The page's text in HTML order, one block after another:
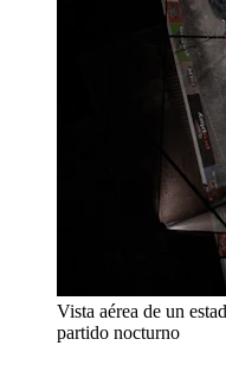
Vista aérea de un
partido nocturno